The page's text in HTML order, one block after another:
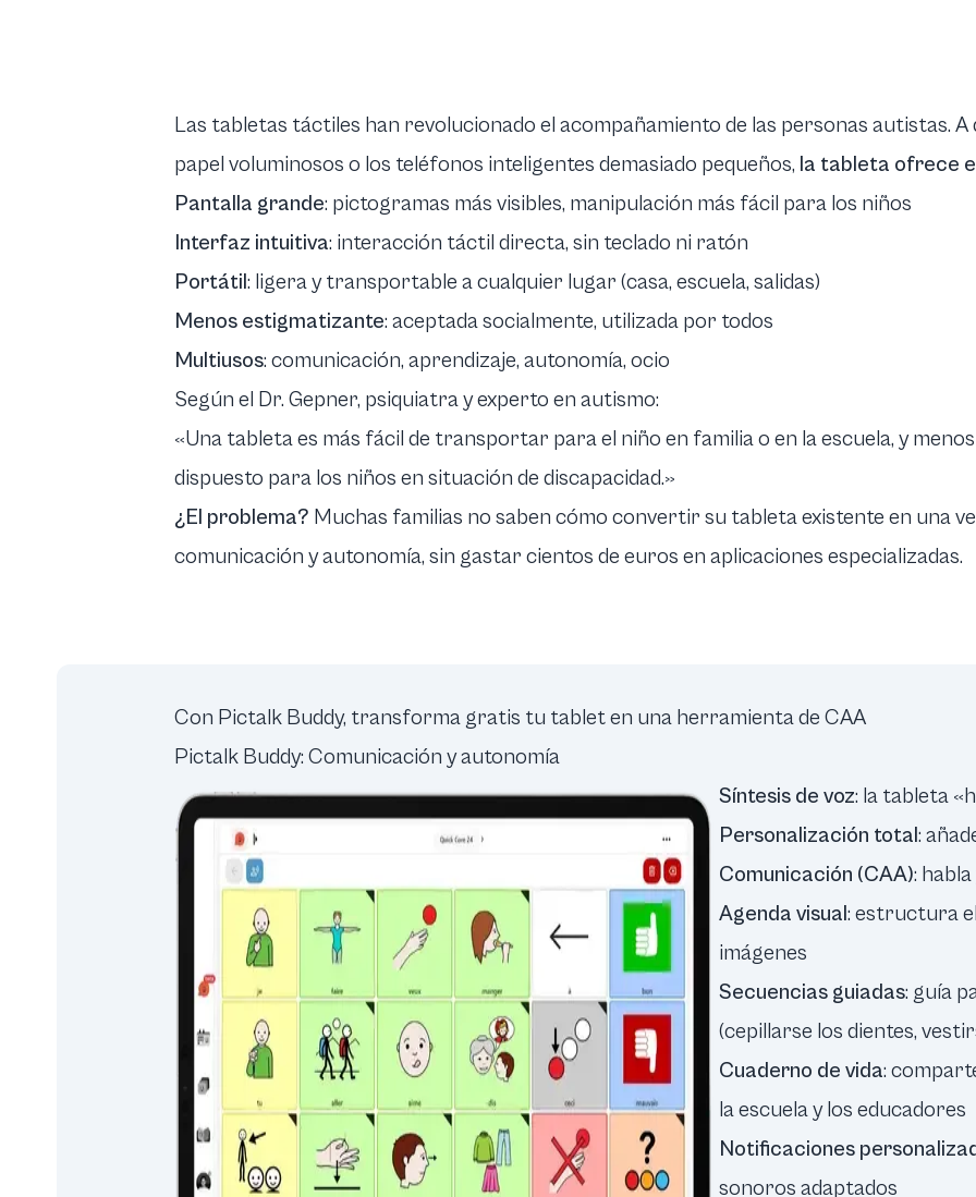
Las tabletas táctiles han revolucionado el acompañamiento de las personas autistas.
papel voluminosos o los teléfonos inteligentes demasiado pequeños, la tableta ofrece
Pantalla grande: pictogramas más visibles, manipulación más fácil para los niños
Interfaz intuitiva: interacción táctil directa, sin teclado ni ratón
Portátil: ligera y transportable a cualquier lugar (casa, escuela, salidas)
Menos estigmatizante: aceptada socialmente, utilizada por todos
Multiusos: comunicación, aprendizaje, autonomía, ocio
Según el Dr. Gepner, psiquiatra y experto en autismo:
«Una tableta es más fácil de transportar para el niño en familia o en la escuela, y
dispuesto para los niños en situación de discapacidad.»
¿El problema? Muchas familias no saben cómo convertir su tableta existente en una
comunicación y autonomía, sin gastar cientos de euros en aplicaciones especializadas.
Con Pictalk Buddy, transforma gratis tu tablet en una herramienta de CAA
Pictalk Buddy: Comunicación y autonomía
Síntesis de voz: la tableta
Personalización total:
Comunicación (CAA):
Agenda visual: estructura
imágenes
Secuencias guiadas: guía
(cepillarse los dientes,
Cuaderno de vida:
la escuela y los educadores
Notificaciones
sonoros adaptados